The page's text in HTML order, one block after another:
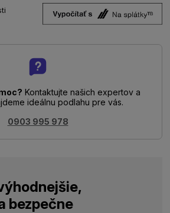
Kontaktujte našich expertov a
ideálnu podlahu pre vás.
0903 995 978
bezpečne